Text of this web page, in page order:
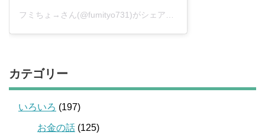
カテゴリー
いろいろ (197)
お金の話 (125)